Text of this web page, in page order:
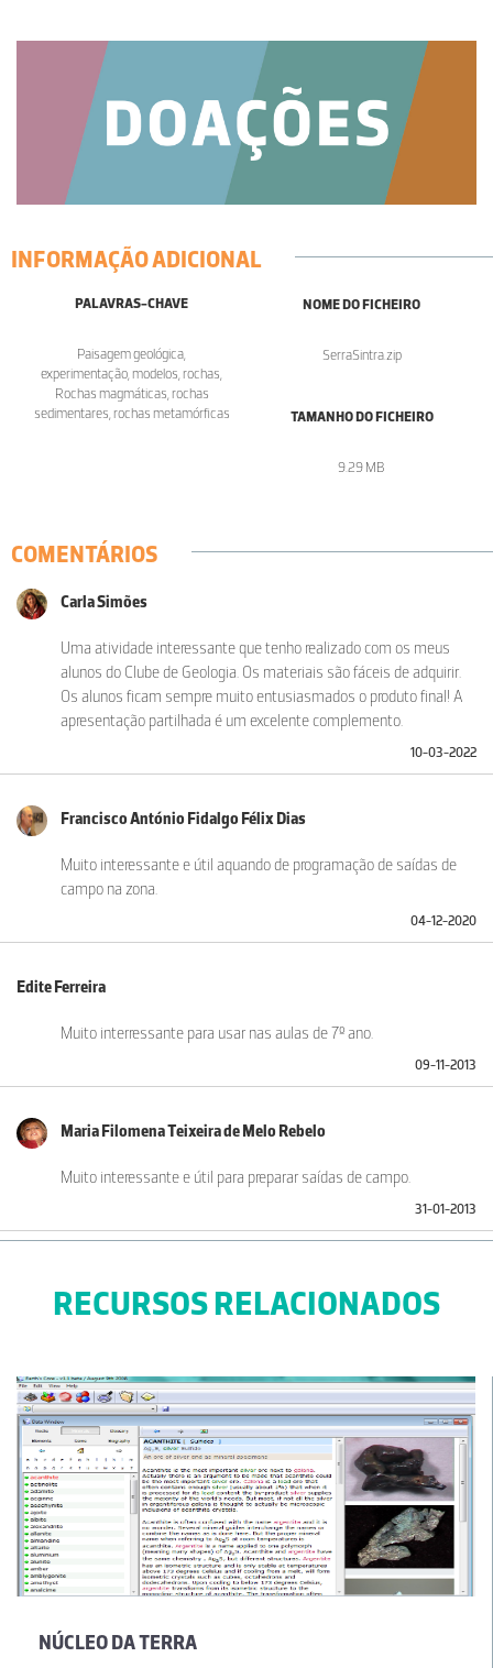
INFORMAÇÃO ADICIONAL
PALAVRAS-CHAVE
Paisagem geológica,
experimentação, modelos, rochas,
Rochas magmáticas, rochas
sedimentares, rochas metamórficas
NOME DO FICHEIRO
SerraSintra.zip
TAMANHO DO FICHEIRO
9.29 MB
COMENTÁRIOS
Carla Simões
Uma atividade interessante que tenho realizado com os meus
alunos do Clube de Geologia. Os materiais são fáceis de adquirir.
Os alunos ficam sempre muito entusiasmados o produto final! A
apresentação partilhada é um excelente complemento.
10-03-2022
Francisco António Fidalgo Félix Dias
Muito interessante e útil aquando de programação de saídas de
campo na zona.
04-12-2020
Edite Ferreira
Muito interressante para usar nas aulas de 7º ano.
09-11-2013
Maria Filomena Teixeira de Melo Rebelo
Muito interessante e útil para preparar saídas de campo.
31-01-2013
Excelente material!
Sónia
Excelente trabalho da Prof. Dra. Edite Bolacha. Em virtude de não
ter a possibilidade de levar os meus alunos a uma aula de campo
à Serra de Sintra pois a distância é um entrave à sua realização.
Assim, pretendo utilizar este material para uma aula de campo
virtual a esta área. Não é a mesma coisa, eu sei, mas assim
possibilito aos meus alunos uma perceção da geologia desta
RECURSOS RELACIONADOS
NÚCLEO DA TERRA